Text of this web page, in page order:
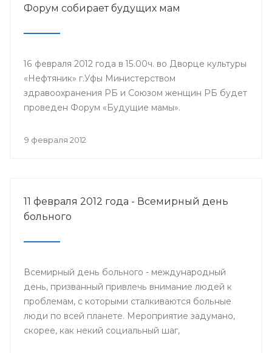
Форум собирает будущих мам
16 февраля 2012 года в 15.00ч. во Дворце культуры
«Нефтяник» г.Уфы Министерством
здравоохранения РБ и Союзом женщин РБ будет
проведен Форум «Будущие мамы».
9 февраля 2012
11 февраля 2012 года - Всемирный день
больного
Всемирный день больного - международный
день, призванный привлечь внимание людей к
проблемам, с которыми сталкиваются больные
люди по всей планете. Мероприятие задумано,
скорее, как некий социальный шаг,